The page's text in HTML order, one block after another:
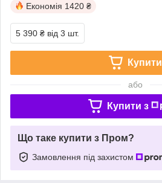
Економія 1420 ₴
5 390 ₴ від 3 шт.
Купити
або
Купити з
Що таке купити з Пром?
Замовлення під захистом